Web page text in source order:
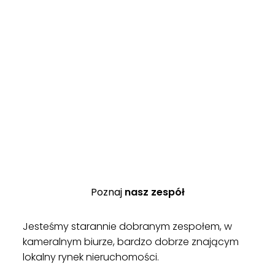
Poznaj nasz zespół
Jesteśmy starannie dobranym zespołem, w
kameralnym biurze, bardzo dobrze znającym
lokalny rynek nieruchomości.